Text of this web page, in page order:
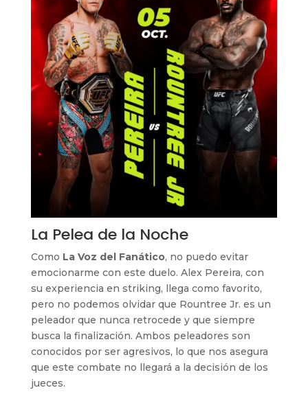
La Pelea de la Noche
Como La Voz del Fanático, no puedo evitar
emocionarme con este duelo. Alex Pereira, con
su experiencia en striking, llega como favorito,
pero no podemos olvidar que Rountree Jr. es un
peleador que nunca retrocede y que siempre
busca la finalización. Ambos peleadores son
conocidos por ser agresivos, lo que nos asegura
que este combate no llegará a la decisión de los
jueces.